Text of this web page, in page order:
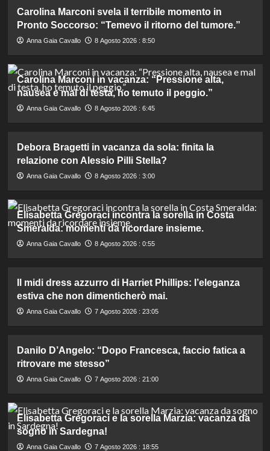
Carolina Marconi svela il terribile momento in
Pronto Soccorso: “Temevo il ritorno del tumore.”
Anna Gaia Cavallo 8 Agosto 2026 : 8:50
Carolina Marconi in vacanza: “Pressione alta,
nausea e mal di testa, ho temuto il peggio.”
Anna Gaia Cavallo 8 Agosto 2026 : 6:45
Debora Bragetti in vacanza da sola: finita la
relazione con Alessio Pilli Stella?
Anna Gaia Cavallo 8 Agosto 2026 : 3:00
Elisabetta Gregoraci incontra la sorella in Costa
Smeralda: momenti da ricordare insieme.
Anna Gaia Cavallo 8 Agosto 2026 : 0:55
Il midi dress azzurro di Harriet Phillips: l’eleganza
estiva che non dimenticherò mai.
Anna Gaia Cavallo 7 Agosto 2026 : 23:05
Danilo D’Angelo: “Dopo Francesca, faccio fatica a
ritrovare me stesso”
Anna Gaia Cavallo 7 Agosto 2026 : 21:00
Elisabetta Gregoraci e la sorella Marzia: vacanza da
sogno in Sardegna!
Anna Gaia Cavallo 7 Agosto 2026 : 18:55